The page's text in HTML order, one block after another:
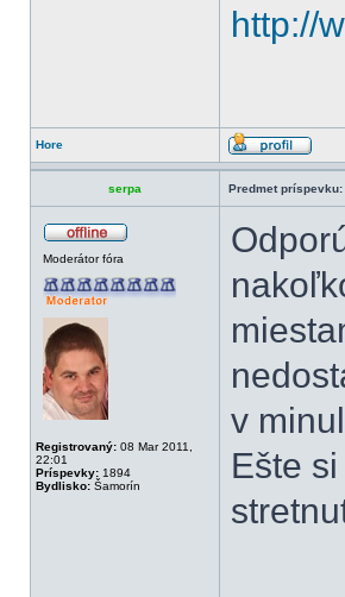
http://
Hore
serpa Predmet príspevku:
Moderátor fóra
Registrovaný: 08 Mar 2011,
22:01
Príspevky: 1894
Bydlisko: Šamorín
v
Ešte